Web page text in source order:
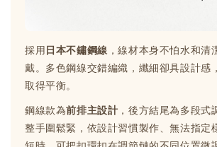
採用日本不鏽鋼線 ，線材本身不怕水和清
戴。多色鋼線交錯編織，纖細卻具設計感
取得平衡。
鋼線款為前排主設計 ，後方結尾為多段式
整手圍鬆緊，依設計習慣製作、無法指定